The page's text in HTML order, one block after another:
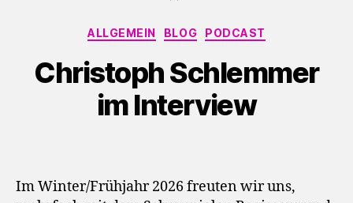
Kategorien
ALLGEMEIN BLOG PODCAST
Christoph Schlemmer
im Interview
Im Winter/Frühjahr 2026 freuten wir uns,